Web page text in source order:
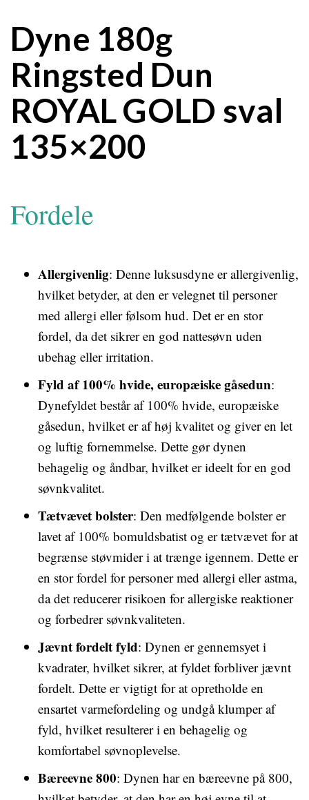
Dyne 180g
Ringsted Dun
ROYAL GOLD sval
135×200
Fordele
Allergivenlig: Denne luksusdyne er allergivenlig,
hvilket betyder, at den er velegnet til personer
med allergi eller følsom hud. Det er en stor
fordel, da det sikrer en god nattesøvn uden
ubehag eller irritation.
Fyld af 100% hvide, europæiske gåsedun:
Dynefyldet består af 100% hvide, europæiske
gåsedun, hvilket er af høj kvalitet og giver en let
og luftig fornemmelse. Dette gør dynen
behagelig og åndbar, hvilket er ideelt for en god
søvnkvalitet.
Tætvævet bolster: Den medfølgende bolster er
lavet af 100% bomuldsbatist og er tætvævet for at
begrænse støvmider i at trænge igennem. Dette er
en stor fordel for personer med allergi eller astma,
da det reducerer risikoen for allergiske reaktioner
og forbedrer søvnkvaliteten.
Jævnt fordelt fyld: Dynen er gennemsyet i
kvadrater, hvilket sikrer, at fyldet forbliver jævnt
fordelt. Dette er vigtigt for at opretholde en
ensartet varmefordeling og undgå klumper af
fyld, hvilket resulterer i en behagelig og
komfortabel søvnoplevelse.
Bæreevne 800: Dynen har en bæreevne på 800,